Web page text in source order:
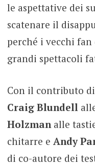
le aspettative dei
scatenare il
perché i vecchi
grandi spettacoli
Con il contributo
Craig Blundell
Holzmanalle
chitarre e Andy
di co-autore dei